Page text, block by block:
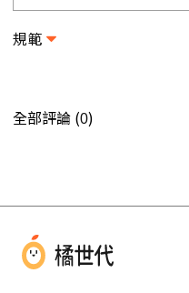
規範
全部評論 (0)